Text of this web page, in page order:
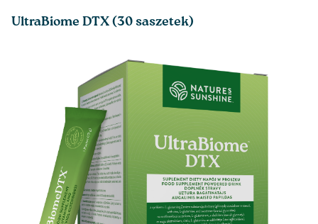
UltraBiome DTX (30 saszetek)